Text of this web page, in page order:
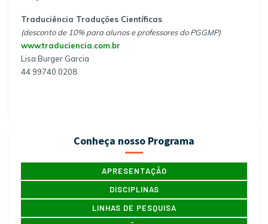
Traduciência Traduções Científicas
(desconto de 10% para alunos e professores do PGGMP)
www.traduciencia.com.br
L isa Burger Garcia
44 99740.0208
Conheça nosso Programa
APRESENTAÇÃO
DISCIPLINAS
LINHAS DE PESQUISA